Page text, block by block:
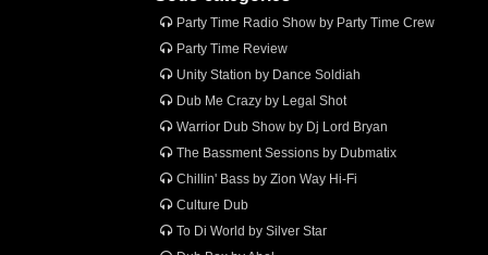
Party Time Radio Show by Party Time Crew
Party Time Review
Unity Station by Dance Soldiah
Dub Me Crazy by Legal Shot
Warrior Dub Show by Dj Lord Bryan
The Bassment Sessions by Dubmatix
Chillin' Bass by Zion Way Hi-Fi
Culture Dub
To Di World by Silver Star